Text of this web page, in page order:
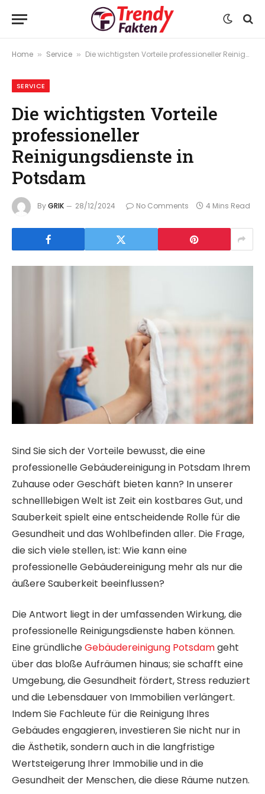
Home » Service » Die wichtigsten Vorteile professioneller Reinigungsdienste in Potsdam
SERVICE
Die wichtigsten Vorteile
professioneller
Reinigungsdienste in
Potsdam
ByGRIK 28/12/2024 No Comments 4 Mins Read
Sind Sie sich der Vorteile bewusst, die eine
professionelle Gebäudereinigung in Potsdam Ihrem
Zuhause oder Geschäft bieten kann? In unserer
schnelllebigen Welt ist Zeit ein kostbares Gut, und
Sauberkeit spielt eine entscheidende Rolle für die
Gesundheit und das Wohlbefinden aller. Die Frage,
die sich viele stellen, ist: Wie kann eine
professionelle Gebäudereinigung mehr als nur die
äußere Sauberkeit beeinflussen?
Die Antwort liegt in der umfassenden Wirkung, die
professionelle Reinigungsdienste haben können.
Eine gründlicheGebäudereinigung Potsdamgeht
über das bloße Aufräumen hinaus; sie schafft eine
Umgebung, die Gesundheit fördert, Stress reduziert
und die Lebensdauer von Immobilien verlängert.
Indem Sie Fachleute für die Reinigung Ihres
Gebäudes engagieren, investieren Sie nicht nur in
die Ästhetik, sondern auch in die langfristige
Wertsteigerung Ihrer Immobilie und in die
Gesundheit der Menschen, die diese Räume nutzen.